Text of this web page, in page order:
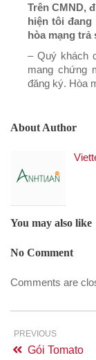
Trên CMND,
hiện tôi đang
hòa mạng
– Quý khách
mang chứng
đăng ký. Hòa
About Author
You may also like
No Comment
Comments are
PREVIOUS
Gói Tomato